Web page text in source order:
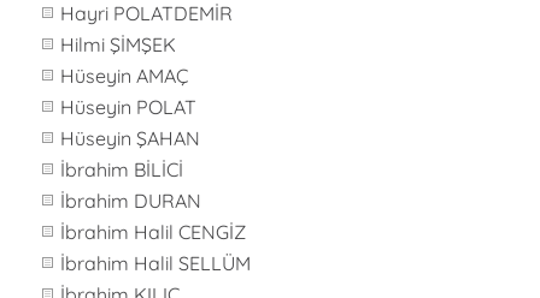
Hayri POLATDEMİR
Hilmi ŞİMŞEK
Hüseyin AMAÇ
Hüseyin POLAT
Hüseyin ŞAHAN
İbrahim BİLİCİ
İbrahim DURAN
İbrahim Halil CENGİZ
İbrahim Halil SELLÜM